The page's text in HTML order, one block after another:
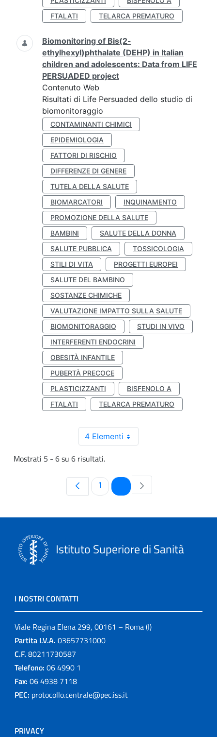
FTALATI
TELARCA PREMATURO
Biomonitoring of Bis(2-
ethylhexyl)phthalate (DEHP) in Italian
children and adolescents: Data from LIFE
PERSUADED project
Contenuto Web
Risultati di Life Persuaded dello studio di
biomonitoraggio
CONTAMINANTI CHIMICI
EPIDEMIOLOGIA
FATTORI DI RISCHIO
DIFFERENZE DI GENERE
TUTELA DELLA SALUTE
BIOMARCATORI
INQUINAMENTO
PROMOZIONE DELLA SALUTE
BAMBINI
SALUTE DELLA DONNA
SALUTE PUBBLICA
TOSSICOLOGIA
STILI DI VITA
PROGETTI EUROPEI
SALUTE DEL BAMBINO
SOSTANZE CHIMICHE
VALUTAZIONE IMPATTO SULLA SALUTE
BIOMONITORAGGIO
STUDI IN VIVO
INTERFERENTI ENDOCRINI
OBESITÀ INFANTILE
PUBERTÀ PRECOCE
PLASTICIZZANTI
BISFENOLO A
FTALATI
TELARCA PREMATURO
4 Elementi
Mostrati 5 - 6 su 6 risultati.
Pagina
1 Pagina
Istituto Superiore di Sanità
I NOSTRI CONTATTI
Viale Regina Elena 299, 00161 – Roma (I)
Partita I.V.A. 03657731000
C.F. 80211730587
Telefono: 06 4990 1
Fax: 06 4938 7118
PEC: protocollo.centrale@pec.iss.it
PRIVACY